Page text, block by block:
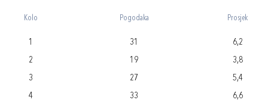
Kolo Pogodaka Prosjek
1 31
6,2
2
19
3,8
3
27
5,4
4
33
6,6